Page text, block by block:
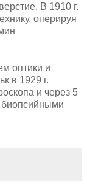
В 1910 г.
оперируя
оптики и
в 1929 г.
и через 5
биопсийными